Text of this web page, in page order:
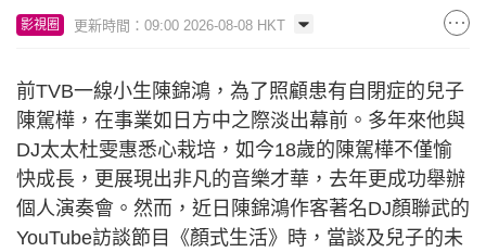
影視圈 更新時間：09:00 2026-08-08 HKT
前TVB一線小生陳錦鴻，為了照顧患有自閉症的兒子
陳駕樺，在事業如日方中之際淡出幕前。多年來他與
DJ太太杜雯惠悉心栽培，如今18歲的陳駕樺不僅愉
快成長，更展現出非凡的音樂才華，去年更成功舉辦
個人演奏會。然而，近日陳錦鴻作客著名DJ顏聯武的
YouTube訪談節目《顏式生活》時，當談及兒子的未